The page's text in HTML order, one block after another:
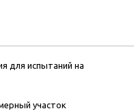
для испытаний на
участок